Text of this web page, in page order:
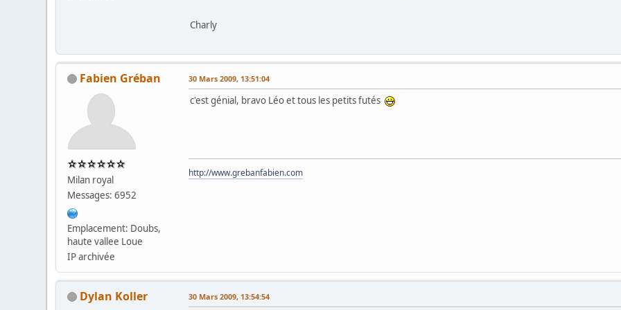
Charly
Fabien Gréban
Milan royal
Messages: 6952
Emplacement: Doubs,
haute vallee Loue
IP archivée
30 Mars 2009, 13:51:04
c'est génial, bravo Léo et tous les petits futés
http://www.grebanfabien.com
Dylan Koller 30 Mars 2009, 13:54:54